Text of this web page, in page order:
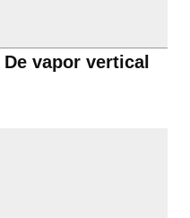
De vapor vertical